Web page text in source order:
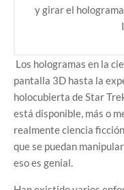
y girar el
Los hologramas en la
pantalla 3D hasta la
holocubierta de Star
está disponible, más o
realmente ciencia
que se puedan
eso es genial.